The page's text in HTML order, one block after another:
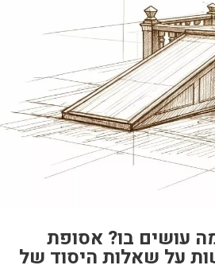
עושים בו? אסופת
על שאלות היסוד של